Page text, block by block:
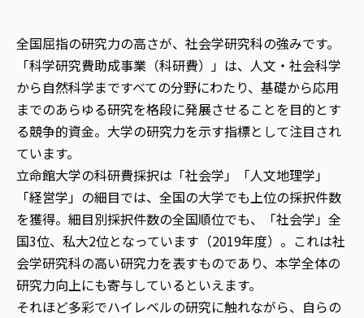
全国屈指の研究力の高さが、社会学研究科の強みです。
「科学研究費助成事業（科研費）」は、人文・社会科学
から自然科学まですべての分野にわたり、基礎から応用
までのあらゆる研究を格段に発展させることを目的とす
る競争的資金。大学の研究力を示す指標として注目され
ています。
立命館大学の科研費採択は「社会学」「人文地理学」
「経営学」の細目では、全国の大学でも上位の採択件数
を獲得。細目別採択件数の全国順位でも、「社会学」全
国3位、私大2位となっています（2019年度）。これは社
会学研究科の高い研究力を表すものであり、本学全体の
研究力向上にも寄与しているといえます。
それほど多彩でハイレベルの研究に触れながら、自らの